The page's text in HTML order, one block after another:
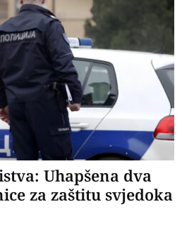
Uhapšena dva
za zaštitu svjedoka